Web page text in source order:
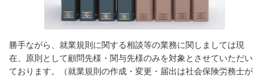
勝手ながら、就業規則に関する相談等の業務に関しましては現
在、原則として顧問先様・関与先様のみを対象とさせていただい
ております。
（就業規則の作成・変更・届出は社会保険労務士が